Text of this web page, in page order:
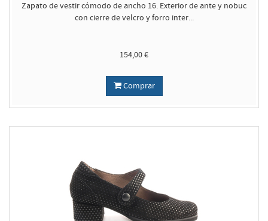
Zapato de vestir cómodo de ancho 16. Exterior de ante y nobuc
con cierre de velcro y forro inter...
154,00 €
Comprar